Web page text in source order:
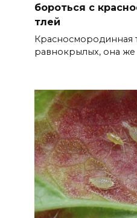
бороться с
тлей
Красносмородинная
равнокрылых, она же